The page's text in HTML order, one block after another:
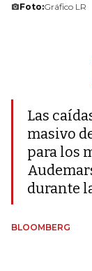
Foto:Gráfico LR
Las
masivo
para los
durante
BLOOMBERG